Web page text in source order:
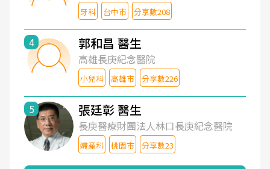
牙科 台中市 分享數208
4 郭和昌 醫生
高雄長庚紀念醫院
小兒科 高雄市 分享數226
5 張廷彰 醫生
長庚醫療財團法人林口長庚紀念醫院
婦產科 桃園市 分享數23